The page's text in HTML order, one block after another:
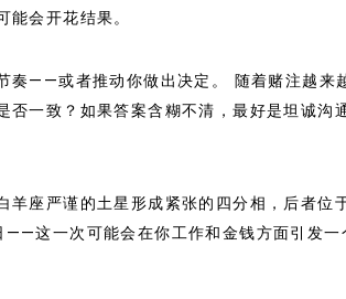
会开花结果。
奏——或者推动你做出决定。 随着赌注越来
一致？如果答案含糊不清，最好是坦诚沟
座严谨的土星形成紧张的四分相，后者位
这一次可能会在你工作和金钱方面引发一